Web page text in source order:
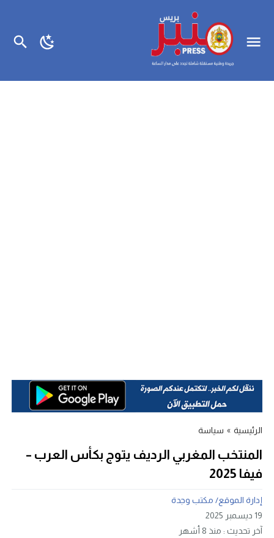
الرئيسية » سياسة
المنتخب المغربي الرديف يتوج بكأس العرب –
فيفا 2025
إدارة الموقع/ مكتب وجدة
19 ديسمبر 2025
آخر تحديث : منذ 8 أشهر